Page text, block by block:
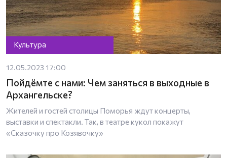
Культура
12.05.2023 17:00
Пойдёмте с нами: Чем заняться в выходные в
Архангельске?
Жителей и гостей столицы Поморья ждут концерты,
выставки и спектакли. Так, в театре кукол покажут
«Сказочку про Козявочку»